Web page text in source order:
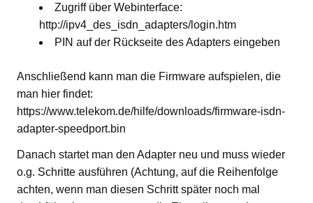
Zugriff über Webinterface:
http://ipv4_des_isdn_adapters/login.htm
PIN auf der Rückseite des Adapters eingeben
Anschließend kann man die Firmware aufspielen, die
man hier findet:
https://www.telekom.de/hilfe/downloads/firmware-isdn-
adapter-speedport.bin
Danach startet man den Adapter neu und muss wieder
o.g. Schritte ausführen (Achtung, auf die Reihenfolge
achten, wenn man diesen Schritt später noch mal